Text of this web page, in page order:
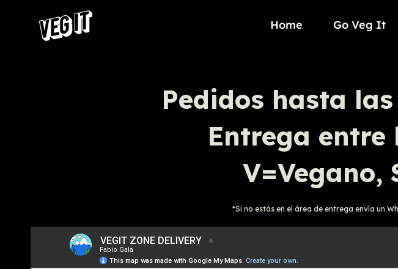
Home Go Veg It
Pedidos hasta
Entrega entre
V=Vegano,
*Si no estás en el área de entrega envía un